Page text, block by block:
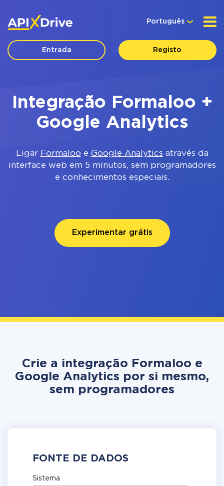
Português
Entrada Registo
Integração Formaloo +
Google Analytics
Ligar Formaloo e Google Analytics através da
interface web em 5 minutos, sem programadores
e conhecimentos especiais.
Experimentar grátis
Crie a integração Formaloo e
Google Analytics por si mesmo,
sem programadores
FONTE DE DADOS
Sistema